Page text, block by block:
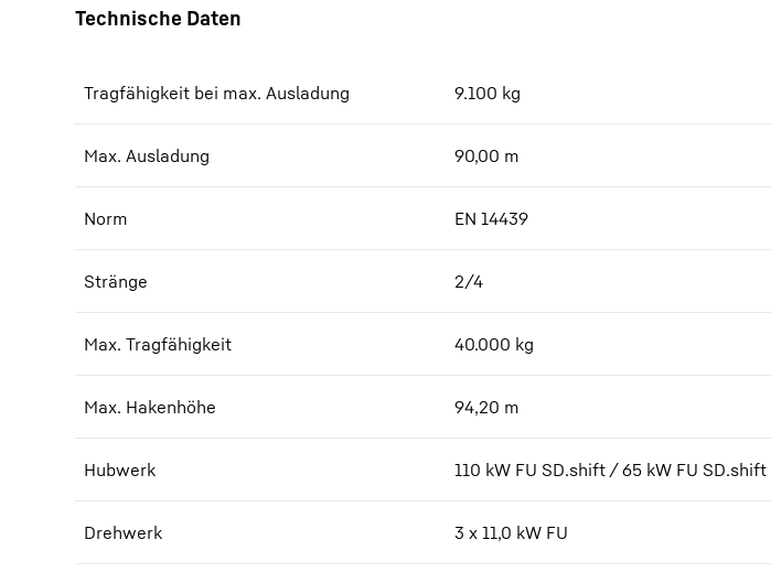
Tragfähigkeit bei max. Ausladung 9.100 kg
Max. Ausladung 90,00 m
Norm EN 14439
Stränge 2/4
Max. Tragfähigkeit 40.000 kg
Max. Hakenhöhe 94,20 m
Hubwerk 110 kW FU SD.shift / 65 kW FU SD.shift
Drehwerk 3 x 11,0 kW FU